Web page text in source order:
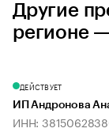
Другие
регионе
ДЕЙСТВУЕТ
ИП Андронова
ИНН: